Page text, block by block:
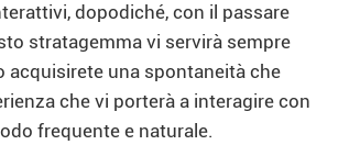
dopodiché, con il passare
stratagemma vi servirà sempre
acquisirete una spontaneità che
che vi porterà a interagire con
frequente e naturale.